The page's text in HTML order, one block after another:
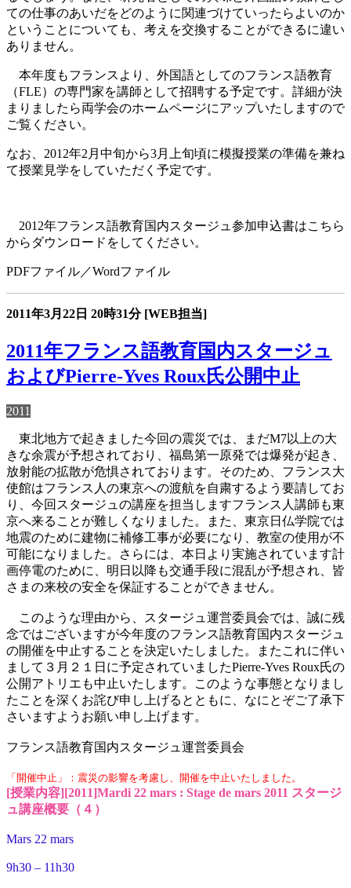
ての仕事のあいだをどのように関連づけていったらよいのか
ということについても、考えを交換することができるに違い
ありません。
本年度もフランスより、外国語としてのフランス語教育
（FLE）の専門家を講師として招聘する予定です。詳細が決
まりましたら両学会のホームページにアップいたしますので
ご覧ください。
なお、2012年2月中旬から3月上旬頃に模擬授業の準備を兼ね
て授業見学をしていただく予定です。
2012年フランス語教育国内スタージュ参加申込書はこちら
からダウンロードをしてください。
PDFファイル／Wordファイル
2011年3月22日 20時31分 [WEB担当]
2011年フランス語教育国内スタージュ
およびPierre-Yves Roux氏公開中止
2011
東北地方で起きました今回の震災では、まだM7以上の大
きな余震が予想されており、福島第一原発では爆発が起き、
放射能の拡散が危惧されております。そのため、フランス大
使館はフランス人の東京への渡航を自粛するよう要請してお
り、今回スタージュの講座を担当しますフランス人講師も東
京へ来ることが難しくなりました。また、東京日仏学院では
地震のために建物に補修工事が必要になり、教室の使用が不
可能になりました。さらには、本日より実施されています計
画停電のために、明日以降も交通手段に混乱が予想され、皆
さまの来校の安全を保証することができません。
このような理由から、スタージュ運営委員会では、誠に残
念ではございますが今年度のフランス語教育国内スタージュ
の開催を中止することを決定いたしました。またこれに伴い
まして３月２１日に予定されていましたPierre-Yves Roux氏の
公開アトリエも中止いたします。このような事態となりまし
たことを深くお詫び申し上げるとともに、なにとぞご了承下
さいますようお願い申し上げます。
フランス語教育国内スタージュ運営委員会
「開催中止」：震災の影響を考慮し、開催を中止いたしました。
[授業内容][2011]Mardi 22 mars : Stage de mars 2011 スタージ
ュ講座概要（４）
Mars 22 mars
9h30 – 11h30